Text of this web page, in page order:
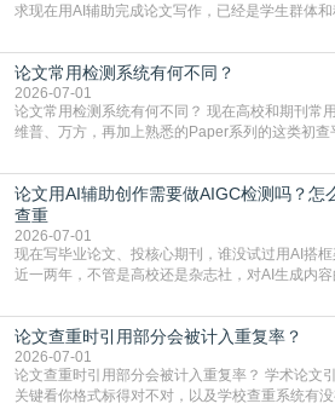
求现在用AI辅助完成论文写作，已经是学生群体和
但很多人忽略了，AI生成的内容天生带有重复风
含大量已公开的学术内容、网络原创内容，AI输出
复片
论文常用检测系统有何不同？
2026-07-01
论文常用检测系统有何不同？ 现在高校和期刊常用的论文查重系统主要是知网、
维普、万方，再加上熟悉的Paper系列的这类初查
查数值误导。知网（CNKI）是学校定稿检测的绝
生联合比对库，能比历届学长论文，硕博用VIP/
库，期刊投稿用AMLMC/SML
论文用AI辅助创作需要做AIGC检测吗？怎
查重
2026-07-01
现在写毕业论文、投核心期刊，谁没试过用AI搭
近一两年，不管是高校还是杂志社，对AI生成内容
真的太亏。提前做AIGC检测，已经成了很多过来
AIGC检测成了论文答辩投稿前的必备项？可能还
框架，内容都是自己写的，至于做AIG
论文查重时引用部分会被计入重复率？
2026-07-01
论文查重时引用部分会被计入重复率？ 学术论文引用部分会不会被算进重复率，
关键看你格式标得对不对，以及学校查重系统有